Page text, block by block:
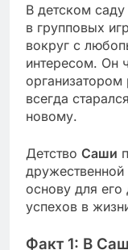
В детском саду
в групповых
вокруг с
интересом. Он
всегда
новому.
Детство Саши
основу для
успехов в
Факт 1: В